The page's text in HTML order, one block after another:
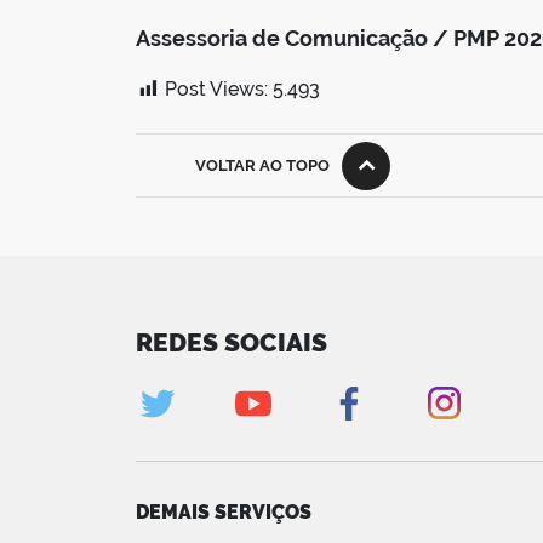
Assessoria de Comunicação / PMP
Post Views: 5.493
VOLTAR AO TOPO
REDES SOCIAIS
DEMAIS SERVIÇOS